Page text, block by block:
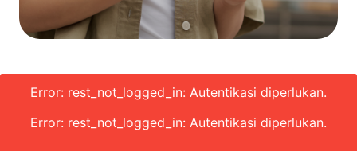
Error: rest_not_logged_in: Autentikasi diperlukan.
Error: rest_not_logged_in: Autentikasi diperlukan.